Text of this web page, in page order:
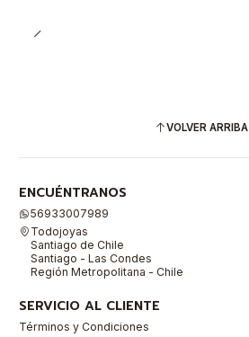
VOLVER ARRIBA
ENCUÉNTRANOS
56933007989
Todojoyas
Santiago de Chile
Santiago - Las Condes
Región Metropolitana - Chile
SERVICIO AL CLIENTE
Términos y Condiciones